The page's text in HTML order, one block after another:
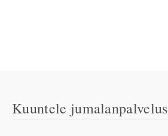
Kuuntele jumalanpalvelus